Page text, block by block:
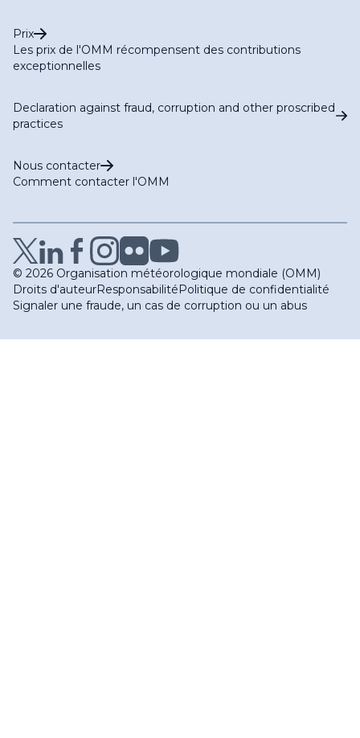
Prix
Les prix de l'OMM récompensent des contributions
exceptionnelles
Declaration against fraud, corruption and other proscribed
practices
Nous contacter
Comment contacter l'OMM
© 2026 Organisation météorologique mondiale (OMM)
Droits d'auteurResponsabilitéPolitique de confidentialité
Signaler une fraude, un cas de corruption ou un abus